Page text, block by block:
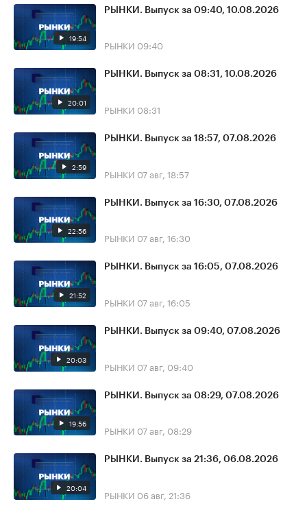
19:54
РЫНКИ. Выпуск за 09:40, 10.08.2026
РЫНКИ 09:40
20:01
РЫНКИ. Выпуск за 08:31, 10.08.2026
РЫНКИ 08:31
2:59
РЫНКИ. Выпуск за 18:57, 07.08.2026
РЫНКИ 07 авг, 18:57
22:56
РЫНКИ. Выпуск за 16:30, 07.08.2026
РЫНКИ 07 авг, 16:30
21:52
РЫНКИ. Выпуск за 16:05, 07.08.2026
РЫНКИ 07 авг, 16:05
20:03
РЫНКИ. Выпуск за 09:40, 07.08.2026
РЫНКИ 07 авг, 09:40
19:56
РЫНКИ. Выпуск за 08:29, 07.08.2026
РЫНКИ 07 авг, 08:29
20:04
РЫНКИ. Выпуск за 21:36, 06.08.2026
РЫНКИ 06 авг, 21:36